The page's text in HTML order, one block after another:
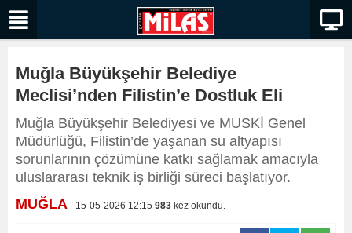
Muğla Büyükşehir Belediye
Meclisi’nden Filistin’e Dostluk Eli
Muğla Büyükşehir Belediyesi ve MUSKİ Genel
Müdürlüğü, Filistin’de yaşanan su altyapısı
sorunlarının çözümüne katkı sağlamak amacıyla
uluslararası teknik iş birliği süreci başlatıyor.
MUĞLA - 15-05-2026 12:15 983 kez okundu.